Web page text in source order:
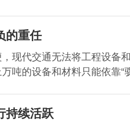
的重任
现代交通无法将工程设备
吨的设备和材料只能依靠“
持续活跃